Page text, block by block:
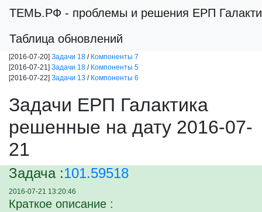
ТЕМЬ.РФ - проблемы и решения ЕРП
Таблица обновлений
[2016-07-20] Задачи 18 / Компоненты 7
[2016-07-21] Задачи 18 / Компоненты 5
[2016-07-22] Задачи 13 / Компоненты 6
Задачи ЕРП Галактика
решенные на дату 2016-07-
21
Задача :101.59518
2016-07-21 13:20:46
Краткое описание :